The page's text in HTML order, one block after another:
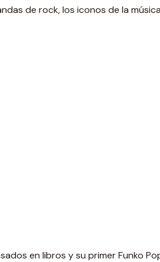
de rock, los iconos de la
en libros y su primer Funko